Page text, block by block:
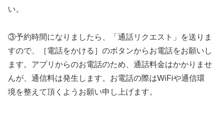
い。
③予約時間になりましたら、「通話リクエスト」を送りま
すので、［電話をかける］のボタンからお電話をお願いし
ます。アプリからのお電話のため、通話料金はかかりませ
んが、通信料は発生します。お電話の際はWiFiや通信環
境を整えて頂くようお願い申し上げます。